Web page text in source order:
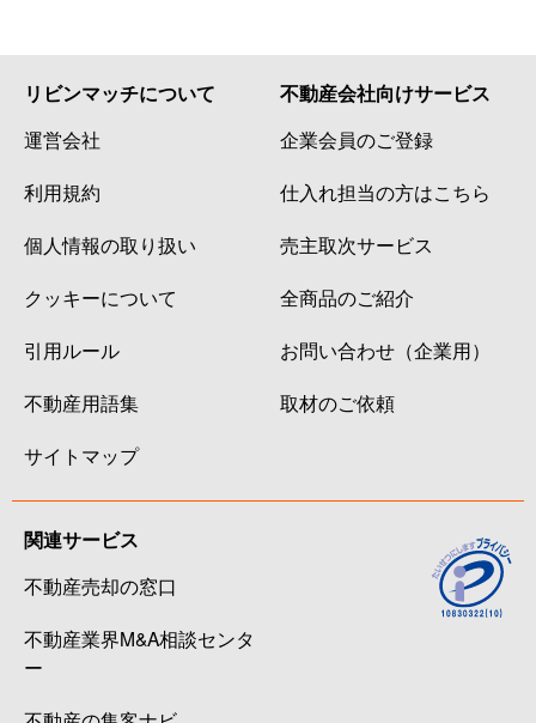
リビンマッチについて
運営会社
利用規約
個人情報の取り扱い
クッキーについて
引用ルール
不動産用語集
サイトマップ
不動産会社向けサービス
企業会員のご登録
仕入れ担当の方はこちら
売主取次サービス
全商品のご紹介
お問い合わせ（企業用）
取材のご依頼
関連サービス
不動産売却の窓口
不動産業界M&A相談センタ
ー